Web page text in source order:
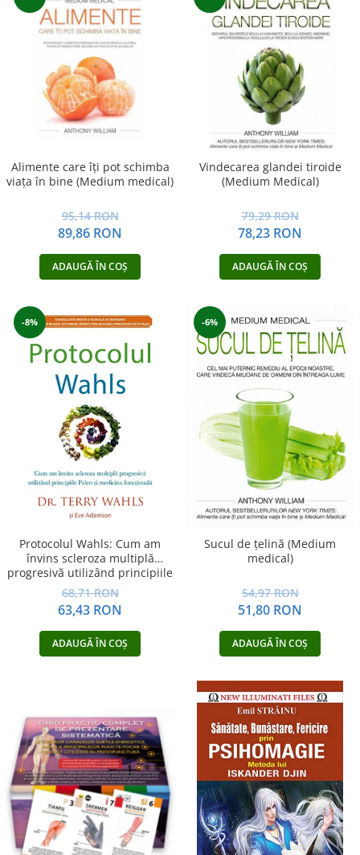
Alimente care îţi pot schimba
viaţa în bine (Medium medical)
95,14 RON
89,86 RON
ADAUGĂ ÎN COȘ
Vindecarea glandei tiroide
(Medium Medical)
79,29 RON
78,23 RON
ADAUGĂ ÎN COȘ
-8%
Protocolul Wahls: Cum am
învins scleroza multiplă
progresivă utilizând principiile
Paleo şi medicina funcţională
68,71 RON
63,43 RON
ADAUGĂ ÎN COȘ
-6%
Sucul de ţelină (Medium
medical)
54,97 RON
51,80 RON
ADAUGĂ ÎN COȘ